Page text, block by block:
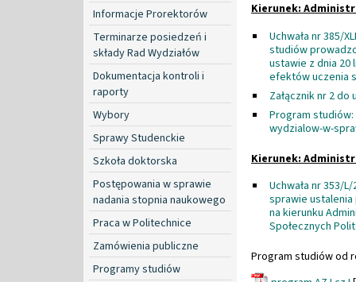
Informacje Prorektorów
Terminarze posiedzeń i
składy Rad Wydziałów
Dokumentacja kontroli i
raporty
Wybory
Sprawy Studenckie
Szkoła doktorska
Postępowania w sprawie
nadania stopnia naukowego
Praca w Politechnice
Zamówienia publiczne
Programy studiów
Kierunek:
Uchwała nr 385/
studiów
ustawie z dnia 20
efektów uczenia
Załącznik nr 2 do
Program
wydzialow-w-
Kierunek:
Uchwała nr 353/
sprawie
na kierunku
Społecznych
Program studiów od